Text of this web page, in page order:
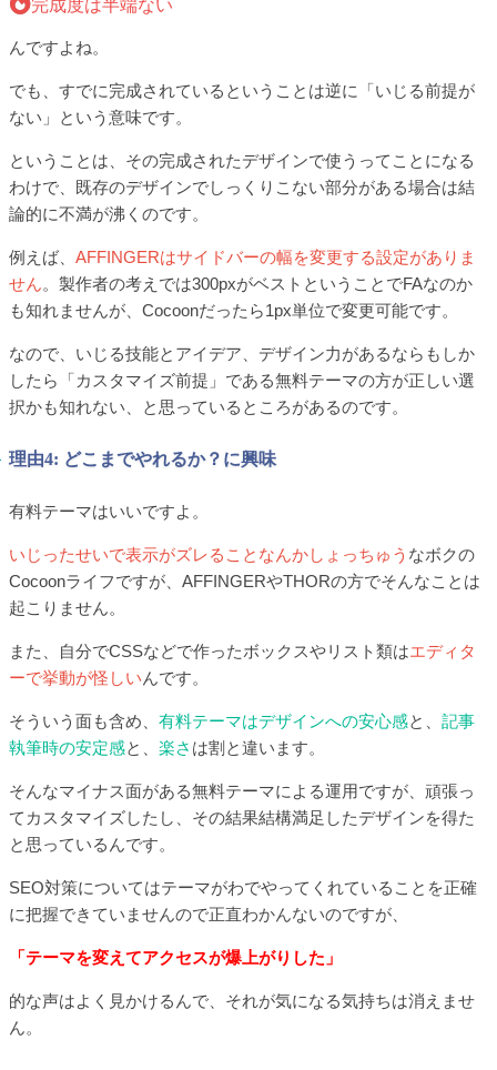
完成度は半端ない
んですよね。
でも、すでに完成されているということは逆に「いじる前提が
ない」という意味です。
ということは、その完成されたデザインで使うってことになる
わけで、既存のデザインでしっくりこない部分がある場合は結
論的に不満が沸くのです。
例えば、 AFFINGERはサイドバーの幅を変更する設定がありま
せん。製作者の考えでは300pxがベストということでFAなのか
も知れませんが、Cocoonだったら1px単位で変更可能です。
なので、いじる技能とアイデア、デザイン力があるならもしか
したら「カスタマイズ前提」である無料テーマの方が正しい選
択かも知れない、と思っているところがあるのです。
理由4: どこまでやれるか？に興味
有料テーマはいいですよ。
いじったせいで表示がズレることなんかしょっちゅう なボクの
Cocoonライフですが、AFFINGERやTHORの方でそんなことは
起こりません。
また、自分でCSSなどで作ったボックスやリスト類はエディタ
ーで挙動が怪しいんです。
そういう面も含め、 有料テーマはデザインへの安心感と、 記事
執筆時の安定感と、 楽さ は割と違います。
そんなマイナス面がある無料テーマによる運用ですが、頑張っ
てカスタマイズしたし、その結果結構満足したデザインを得た
と思っているんです。
SEO対策についてはテーマがわでやってくれていることを正確
に把握できていませんので正直わかんないのですが、
「テーマを変えてアクセスが爆上がりした」
的な声はよく見かけるんで、それが気になる気持ちは消えませ
ん。